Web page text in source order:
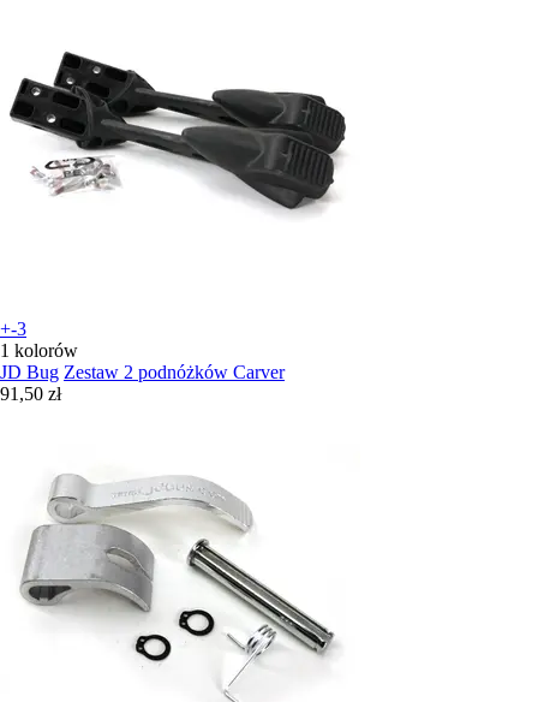
+-3
1 kolorów
JD Bug Zestaw 2 podnóżków Carver
91,50 zł